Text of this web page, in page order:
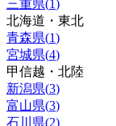
三重県(1)
北海道・東北
青森県(1)
宮城県(4)
甲信越・北陸
新潟県(3)
富山県(3)
石川県(2)